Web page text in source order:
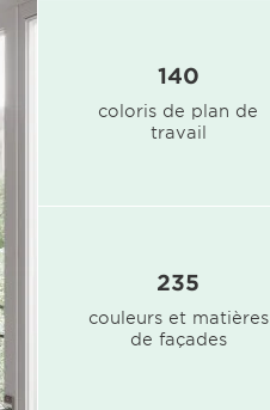
140
coloris de plan de
travail
235
couleurs et matières
de façades